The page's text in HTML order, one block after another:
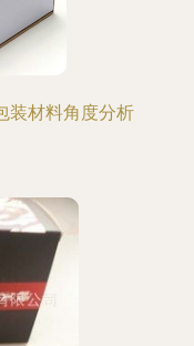
装材料角度分析